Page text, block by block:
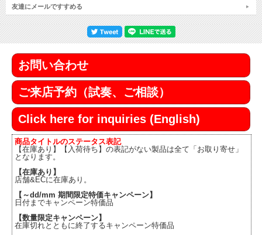
友達にメールですすめる
お問い合わせ
ご来店予約（試奏、ご相談）
Click here for inquiries (English)
商品タイトルのステータス表記
【在庫あり】【入荷待ち】の表記がない製品は全て「お取り寄せ」
となります。
【在庫あり】
店舗&ECに在庫あり。
【～dd/mm 期間限定特価キャンペーン】
日付までキャンペーン特価品
【数量限定キャンペーン】
在庫切れとともに終了するキャンペーン特価品